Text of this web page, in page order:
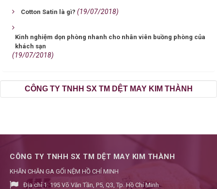
Cotton Satin là gì? (19/07/2018)
Kinh nghiệm dọn phòng nhanh cho nhân viên buồng phòng của
khách sạn
(19/07/2018)
CÔNG TY TNHH SX TM DỆT MAY KIM THÀNH
CÔNG TY TNHH SX TM DỆT MAY KIM THÀNH
KHĂN CHĂN GA GỐI NỆM HỒ CHÍ MINH
Địa chỉ 1:195 Võ Văn Tần, P5, Q3, Tp. Hồ Chí Minh